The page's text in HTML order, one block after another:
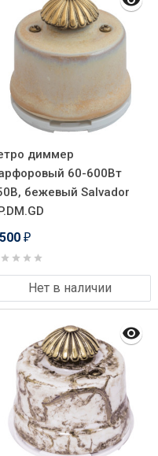
диммер
60-600Вт
бежевый Salvador
₽
Нет в наличии